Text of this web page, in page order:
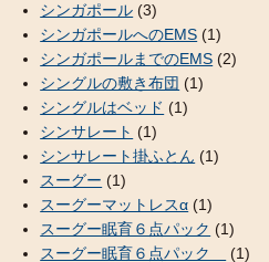
シンガポール (3)
シンガポールへのEMS (1)
シンガポールまでのEMS (2)
シングルの敷き布団 (1)
シングルはベッド (1)
シンサレート (1)
シンサレート掛ふとん (1)
スーグー (1)
スーグーマットレスα (1)
スーグー眠育６点パック (1)
スーグー眠育６点パック
(1)